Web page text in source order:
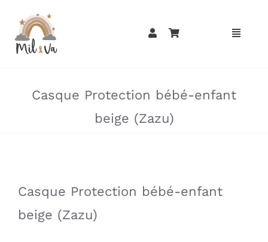
contenu
Casque Protection bébé-enfant
beige (Zazu)
Casque Protection bébé-enfant
beige (Zazu)